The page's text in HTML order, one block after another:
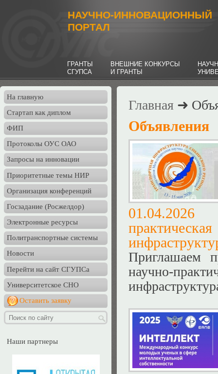
НАУЧНО-ИННОВАЦИОННЫЙ
ПОРТАЛ
ГРАНТЫ
СГУПСА
ВНЕШНИЕ КОНКУРСЫ
И ГРАНТЫ
На главную
Стартап как диплом
ФИП
Протоколы ОУС ОАО
Запросы на инновации
Приоритетные темы НИР
Организация конференций
Госзадание (Росжелдор)
Электронные ресурсы
Политранспортные системы
Новости
Перейти на сайт СГУПСа
Университетское СНО
Оставить заявку
Наши партнеры
Главная ➜
Объявления
Приглашаем
научно-